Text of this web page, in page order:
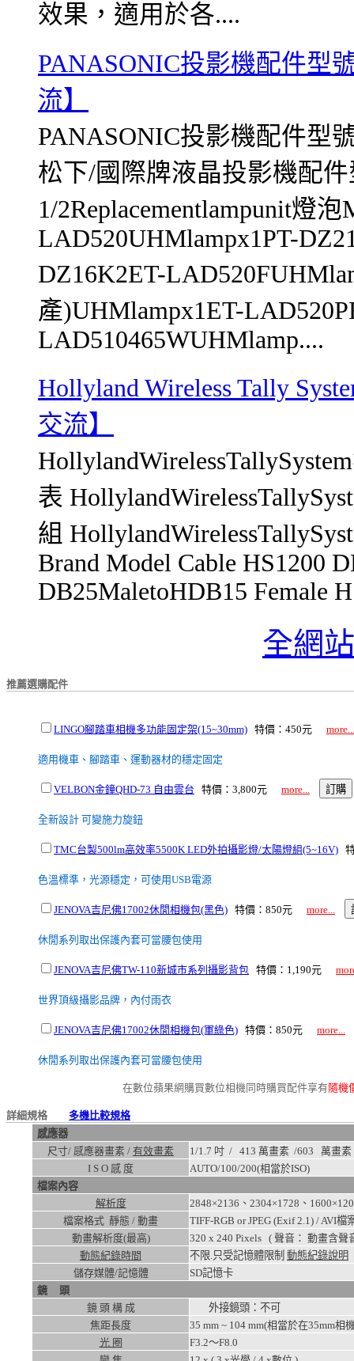
效果，適用於各....
PANASONIC投影機配件型
流】
PANASONIC投影機配件型
松下/國際牌液晶投影機配
1/2Replacementlampunit燈
LAD520UHMlampx1PT-
DZ16K2ET-
產)UHMlampx1ET-
LAD510465WUHMlamp....
Hollyland Wireless Tally
交流】
表
組
Brand Model Cable HS1200
DB25MaletoHDB15 Female
全網
推薦選購配件
LINGO腳踏車相機多功能固定架(15~30mm) 特價：450元 more...
適用機車、腳踏車、運動器材的穩定固定
VELBON金鐘QHD-73 自由雲台 特價：3,800元 more...
全新設計 可變施力旋鈕
TMC台製500lm高效率5500K LED外拍攝影燈/太陽燈組(5~16V)
色溫標準，光源穩定，可使用USB電源
JENOVA吉尼佛17002休閒相機包(黑色) 特價：850元 more...
休閒系列取出保護內套可當腰包使用
JENOVA吉尼佛TW-110新城市系列攝影背包 特價：1,190元
世界頂級攝影品牌，內付雨衣
JENOVA吉尼佛17002休閒相機包(軍綠色) 特價：850元 more...
休閒系列取出保護內套可當腰包使用
在數位蘋果網購買數位相機同時購買配件享有隨機
詳細規格
多機比較規格
感應器
尺寸/ 感應器畫素 / 有效畫素 1/1.7 吋 / 413 萬畫素 /603 萬畫素
I S O 感 度
AUTO/100/200(相當於ISO)
檔案內容
解析度
2848×2136、2304×1728、
檔案格式 靜態 / 動畫
TIFF-RGB or JPEG (Exif 2.1) / AVI檔
動畫解析度(最高)
320 x 240 Pixels ( 聲音： 動畫含聲
動態紀錄時間
不限.只受記憶體限制 動態紀錄說明
儲存媒體/記憶體
SD記憶卡
鏡 頭
鏡 頭 構 成
外接鏡頭：不可
焦距長度
35 mm ~ 104 mm(相當於在35mm相
光 圈
F3.2～F8.0